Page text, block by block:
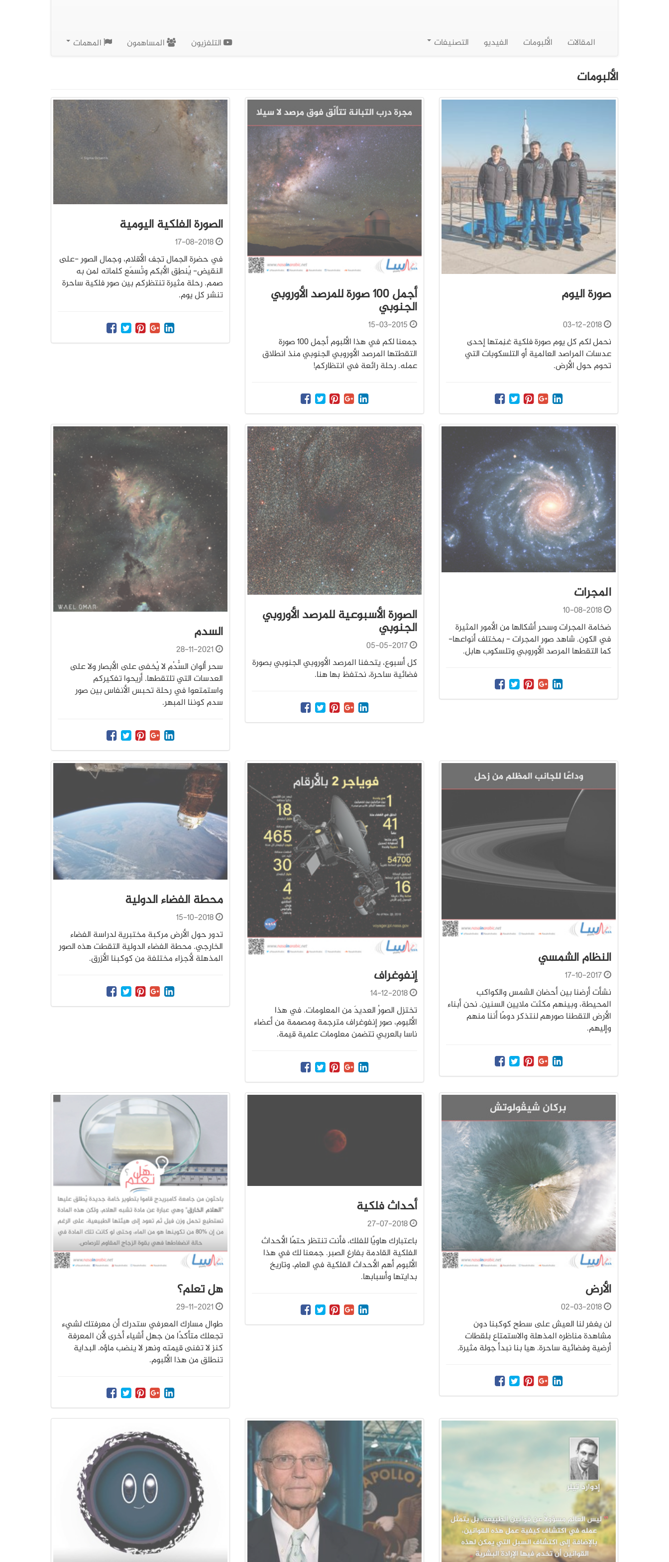
المقالات الألبومات الفيديو التصنيفات التلفزيون المساهمون المهمات
الألبومات
صورة اليوم
03-12-2018
نحمل لكم كل يوم صورة فلكية غنِمتها إحدى
عدسات المراصد العالمية أو التلسكوبات التي
تحوم حول الأرض.
أجمل 100 صورة للمرصد الأوروبي
الجنوبي
15-03-2015
جمعنا لكم في هذا الألبوم أجمل 100 صورة
التقطتها المرصد الأوروبي الجنوبي منذ انطلاق
عمله. رحلة رائعة في انتظاركم!
الصورة الفلكية اليومية
17-08-2018
في حضرة الجمال تجف الأقلام، وجمال الصور -على
النقيض- يُنطِق الأبكم وتُسمَع كلماته لمن به
صمم. رحلة مثيرة تنتظركم بين صور فلكية ساحرة
تنشر كل يوم.
المجرات
10-08-2018
ضخامة المجرات وسحر أشكالها من الأمور المثيرة
في الكون. شاهد صور المجرات - بمختلف أنواعها-
كما التقطها المرصد الأوروبي وتلسكوب هابل.
الصورة الأسبوعية للمرصد الأوروبي
الجنوبي
05-05-2017
كل أسبوع، يتحفنا المرصد الأوروبي الجنوبي بصورة
فضائية ساحرة، نحتفظ بها هنا.
السدم
28-11-2021
سحر ألوان السُّدُم لا يُخفى على الأبصار ولا على
العدسات التي تلتقطها. أريحوا تفكيركم
واستمتعوا في رحلة تحبس الأنفاس بين صور
سدم كوننا المبهر.
النظام الشمسي
17-10-2017
نشأت أرضنا بين أحضان الشمس والكواكب
المحيطة، وبينهم مكثت ملايين السنين. نحن أبناء
الأرض التقطنا صورهم لنتذكر دومًا أننا منهم
وإليهم.
إنفوغراف
14-12-2018
تختزل الصورُ العديدَ من المعلومات. في هذا
الألبوم، صور إنفوغراف مترجمة ومصممة من أعضاء
ناسا بالعربي تتضمن معلومات علمية قيمة.
محطة الفضاء الدولية
15-10-2018
تدور حول الأرض مركبة مختبرية لدراسة الفضاء
الخارجي. محطة الفضاء الدولية التقطت هذه الصور
المذهلة لأجزاء مختلفة من كوكبنا الأزرق.
الأرض
02-03-2018
لن يغفر لنا العيش على سطح كوكبنا دون
مشاهدة مناظره المذهلة والاستمتاع بلقطات
أرضية وفضائية ساحرة. هيا بنا نبدأ جولة مثيرة.
أحداث فلكية
27-07-2018
باعتبارك هاويًا للفلك، فأنت تنتظر حتمًا الأحداث
الفلكية القادمة بفارغ الصبر. جمعنا لك في هذا
الألبوم أهم الأحداث الفلكية في العام، وتاريخ
بدايتها وأسبابها.
هل تعلم؟
29-11-2021
طوال مسارك المعرفي ستدرك أن معرفتك لشيء
تجعلك متأكدًا من جهل أشياء أخرى لأن المعرفة
كنز لا تفنى قيمته ونهر لا ينضب ماؤه. البداية
تنطلق من هذا الألبوم.